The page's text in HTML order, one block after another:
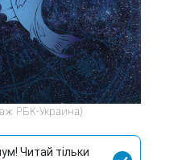
РБК-Украина)
Читай тільки